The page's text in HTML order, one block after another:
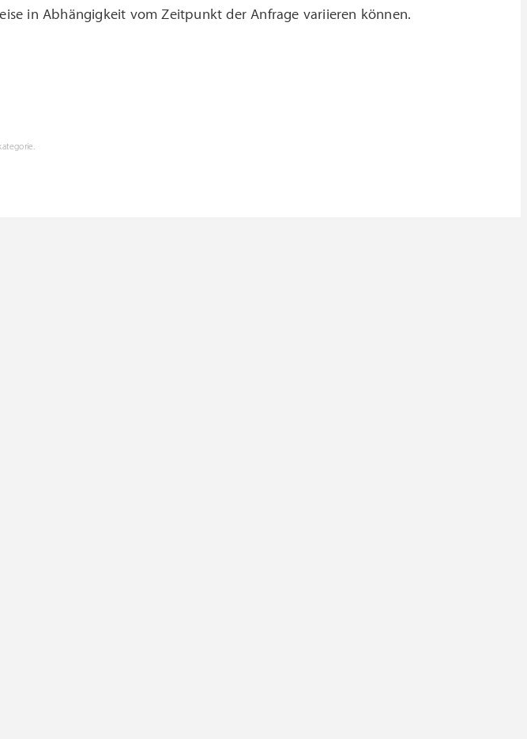
in Abhängigkeit vom Zeitpunkt der Anfrage variieren können.